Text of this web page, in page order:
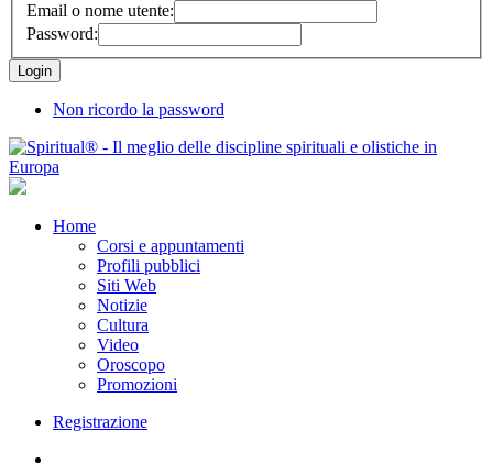
Email o nome utente:
Password:
Non ricordo la password
Home
Corsi e appuntamenti
Profili pubblici
Siti Web
Notizie
Cultura
Video
Oroscopo
Promozioni
Registrazione